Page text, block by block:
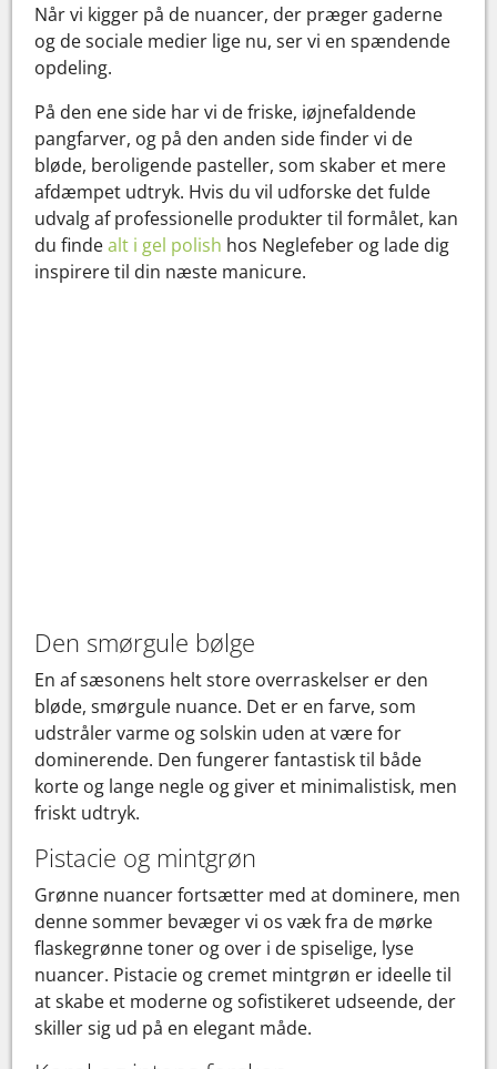
Når vi kigger på de nuancer, der præger gaderne
og de sociale medier lige nu, ser vi en spændende
opdeling.
På den ene side har vi de friske, iøjnefaldende
pangfarver, og på den anden side finder vi de
bløde, beroligende pasteller, som skaber et mere
afdæmpet udtryk. Hvis du vil udforske det fulde
udvalg af professionelle produkter til formålet, kan
du findealt i gel polish hos Neglefeber og lade dig
inspirere til din næste manicure.
Den smørgule bølge
En af sæsonens helt store overraskelser er den
bløde, smørgule nuance. Det er en farve, som
udstråler varme og solskin uden at være for
dominerende. Den fungerer fantastisk til både
korte og lange negle og giver et minimalistisk, men
friskt udtryk.
Pistacie og mintgrøn
Grønne nuancer fortsætter med at dominere, men
denne sommer bevæger vi os væk fra de mørke
flaskegrønne toner og over i de spiselige, lyse
nuancer. Pistacie og cremet mintgrøn er ideelle til
at skabe et moderne og sofistikeret udseende, der
skiller sig ud på en elegant måde.